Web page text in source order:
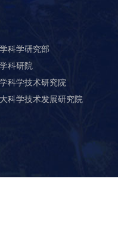
科学研究部
科研院
科学技术研究院
科学技术发展研究院